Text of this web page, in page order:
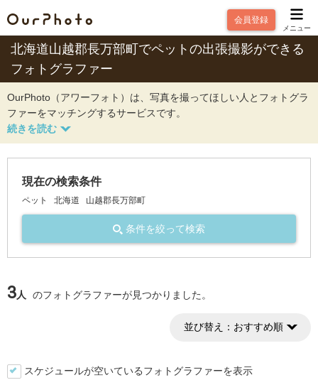
会員登録
メニュー
北海道山越郡長万部町でペットの出張撮影ができる
フォトグラファー
OurPhoto（アワーフォト）は、写真を撮ってほしい人とフォトグラ
ファーをマッチングするサービスです。
現在の検索条件
ペット 北海道 山越郡長万部町
条件を絞って検索
3人 のフォトグラファーが見つかりました。
並び替え： おすすめ順
スケジュールが空いているフォトグラファーを表示